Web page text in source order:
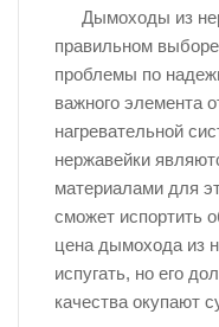
Дымоходы из
правильном
проблемы по
важного элемента
нагревательной
нержавейки
материалами для
сможет испортить
цена дымохода из
испугать, но его
качества окупают